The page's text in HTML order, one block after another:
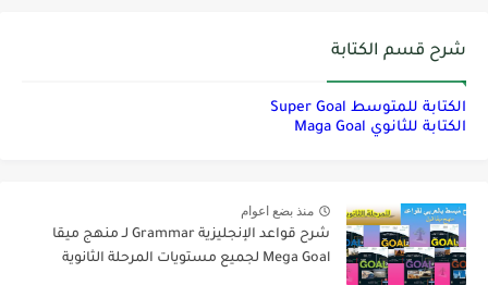
شرح قسم الكتابة
الكتابة للمتوسط Super Goal
الكتابة للثانوي Maga Goal
منذ بضع اعوام
شرح قواعد الإنجليزية Grammar لـ منهج ميقا
Mega Goal لجميع مستويات المرحلة الثانوية